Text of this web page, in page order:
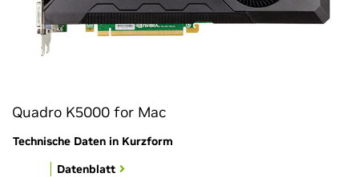
Quadro K5000 for Mac
Technische Daten in Kurzform
Datenblatt